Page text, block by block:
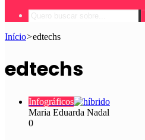
Início>edtechs
edtechs
Infográficos
Maria Eduarda Nadal
0